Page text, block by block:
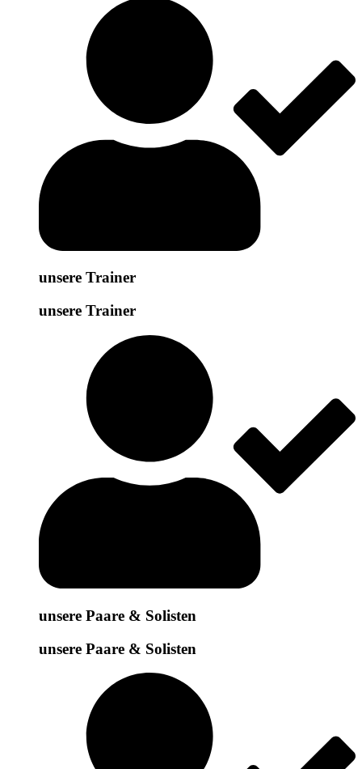
unsere Trainer
unsere Trainer
unsere Paare & Solisten
unsere Paare & Solisten